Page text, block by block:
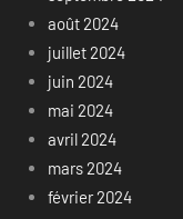
août 2024
juillet 2024
juin 2024
mai 2024
avril 2024
mars 2024
février 2024